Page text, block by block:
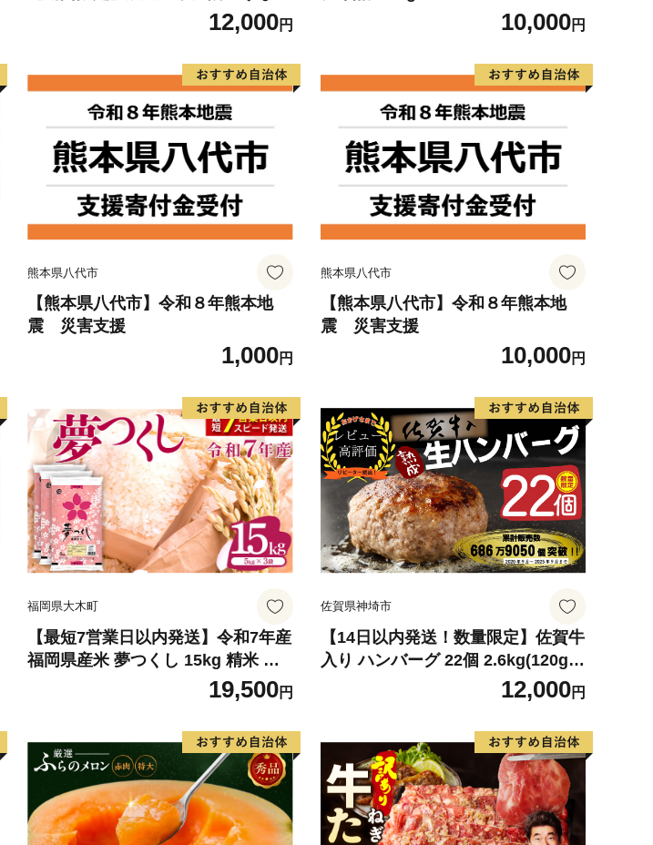
蒲焼4尾（400g） KN007-023
12,000円 10,000円
熊本県八代市
【熊本県八代市】令和８年熊本地
震 災害支援
1,000円
熊本県八代市
【熊本県八代市】令和８年熊本地
震 災害支援
10,000円
福岡県大木町
【最短7営業日以内発送】令和7年産
福岡県産米 夢つくし 15kg 精米 ※
北海道・沖縄・離島は配送不可
19,500円
佐賀県神埼市
【14日以内発送！数量限定】佐賀牛
入り ハンバーグ 22個 2.6kg(120g×
22個)【佐賀牛 黒毛和牛 ブランド牛
九州 ハンバーグ 牛肉 豚肉 国産 お
弁当 おかず 惣菜 おすすめ 人気】(H
083106)
12,000円